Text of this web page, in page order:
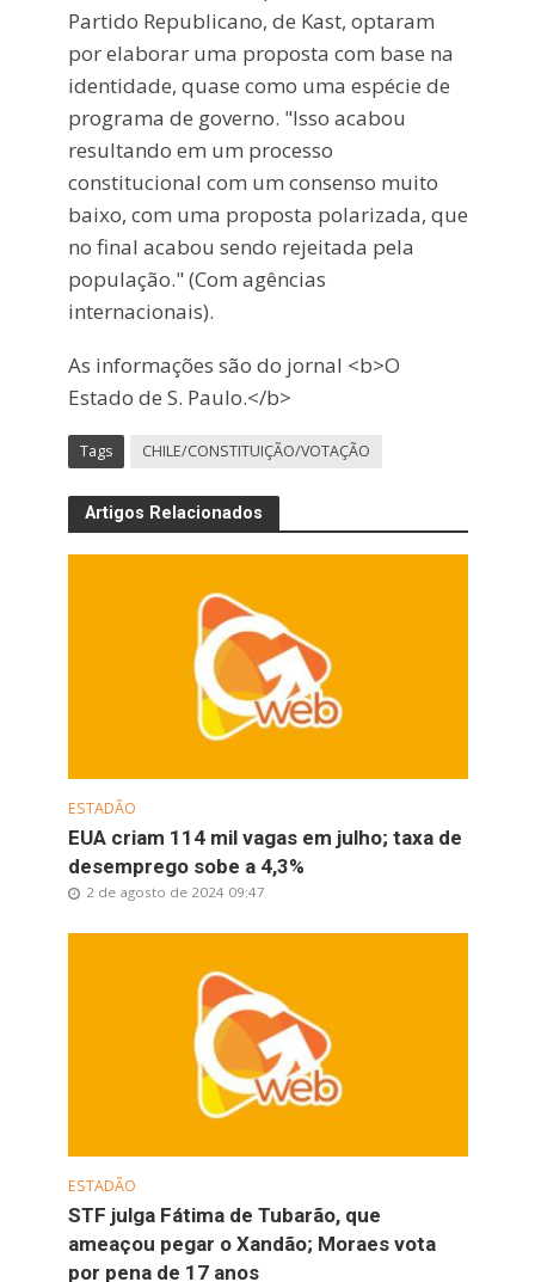
Partido Republicano, de Kast, optaram
por elaborar uma proposta com base na
identidade, quase como uma espécie de
programa de governo. "Isso acabou
resultando em um processo
constitucional com um consenso muito
baixo, com uma proposta polarizada, que
no final acabou sendo rejeitada pela
população." (Com agências
internacionais).
As informações são do jornal <b>O
Estado de S. Paulo.</b>
Tags CHILE/CONSTITUIÇÃO/VOTAÇÃO
Artigos Relacionados
ESTADÃO
EUA criam 114 mil vagas em julho; taxa de
desemprego sobe a 4,3%
2 de agosto de 2024 09:47
ESTADÃO
STF julga Fátima de Tubarão, que
ameaçou pegar o Xandão; Moraes vota
por pena de 17 anos